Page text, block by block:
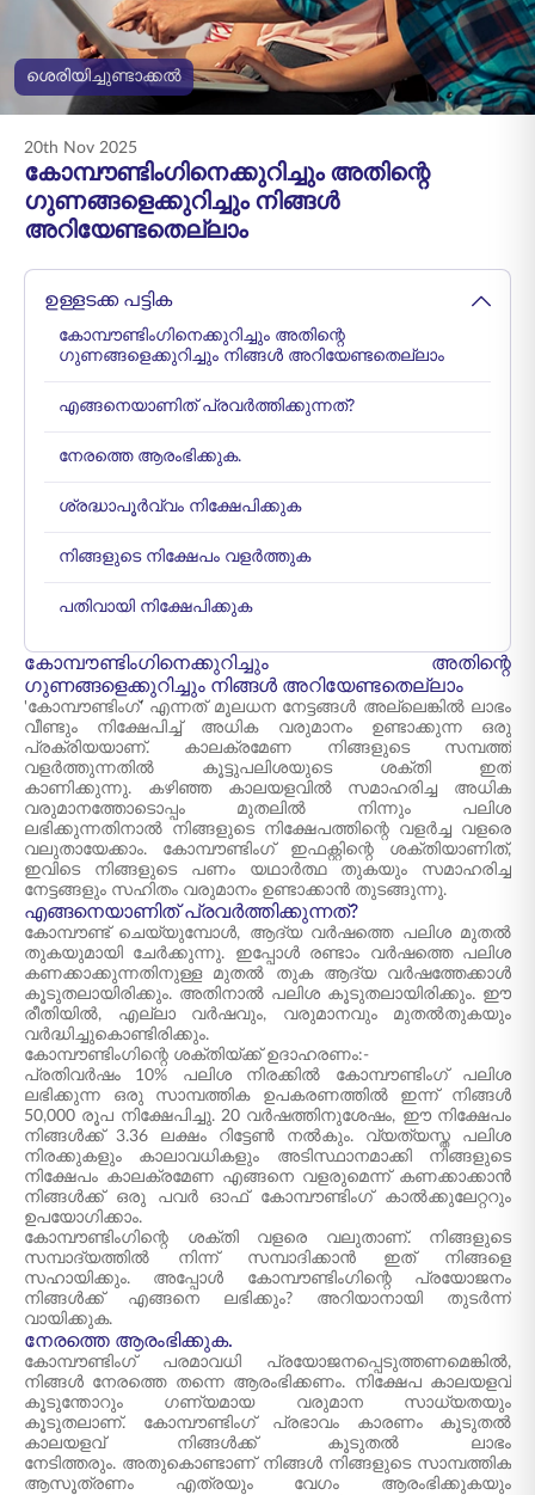
ENGLISH
ഓൺലൈനായി
വാങ്ങുക
പ്രീമിയം അടയ്ക്കുക
ശെരിയിച്ചുണ്ടാക്കൽ
20th Nov 2025
കോമ്പൗണ്ടിംഗിനെക്കുറിച്ചും അതിന്റെ
ഗുണങ്ങളെക്കുറിച്ചും നിങ്ങൾ
അറിയേണ്ടതെല്ലാം
ഉള്ളടക്ക പട്ടിക
കോമ്പൗണ്ടിംഗിനെക്കുറിച്ചും അതിന്റെ
ഗുണങ്ങളെക്കുറിച്ചും നിങ്ങൾ അറിയേണ്ടതെല്ലാം
എങ്ങനെയാണിത് പ്രവർത്തിക്കുന്നത്?
നേരത്തെ ആരംഭിക്കുക.
ശ്രദ്ധാപൂർവ്വം നിക്ഷേപിക്കുക
നിങ്ങളുടെ നിക്ഷേപം വളർത്തുക
പതിവായി നിക്ഷേപിക്കുക
കോമ്പൗണ്ടിംഗിനെക്കുറിച്ചും അതിന്റെ
ഗുണങ്ങളെക്കുറിച്ചും നിങ്ങൾ അറിയേണ്ടതെല്ലാം
'കോമ്പൗണ്ടിംഗ്' എന്നത് മൂലധന നേട്ടങ്ങൾ അല്ലെങ്കിൽ ലാഭം
വീണ്ടും നിക്ഷേപിച്ച് അധിക വരുമാനം ഉണ്ടാക്കുന്ന ഒരു
പ്രക്രിയയാണ്. കാലക്രമേണ നിങ്ങളുടെ സമ്പത്ത്
വളർത്തുന്നതിൽ കൂട്ടുപലിശയുടെ ശക്തി ഇത്
കാണിക്കുന്നു. കഴിഞ്ഞ കാലയളവിൽ സമാഹരിച്ച അധിക
വരുമാനത്തോടൊപ്പം മുതലിൽ നിന്നും പലിശ
ലഭിക്കുന്നതിനാൽ നിങ്ങളുടെ നിക്ഷേപത്തിന്റെ വളർച്ച വളരെ
വലുതായേക്കാം. കോമ്പൗണ്ടിംഗ് ഇഫക്റ്റിന്റെ ശക്തിയാണിത്,
ഇവിടെ നിങ്ങളുടെ പണം യഥാർത്ഥ തുകയും സമാഹരിച്ച
നേട്ടങ്ങളും സഹിതം വരുമാനം ഉണ്ടാക്കാൻ തുടങ്ങുന്നു.
എങ്ങനെയാണിത് പ്രവർത്തിക്കുന്നത്?
കോമ്പൗണ്ട് ചെയ്യുമ്പോൾ, ആദ്യ വർഷത്തെ പലിശ മുതൽ
തുകയുമായി ചേർക്കുന്നു. ഇപ്പോൾ രണ്ടാം വർഷത്തെ പലിശ
കണക്കാക്കുന്നതിനുള്ള മുതൽ തുക ആദ്യ വർഷത്തേക്കാൾ
കൂടുതലായിരിക്കും. അതിനാൽ പലിശ കൂടുതലായിരിക്കും. ഈ
രീതിയിൽ, എല്ലാ വർഷവും, വരുമാനവും മുതൽതുകയും
വർദ്ധിച്ചുകൊണ്ടിരിക്കും.
കോമ്പൗണ്ടിംഗിന്റെ ശക്തിയ്ക്ക് ഉദാഹരണം:-
പ്രതിവർഷം 10% പലിശ നിരക്കിൽ കോമ്പൗണ്ടിംഗ് പലിശ
ലഭിക്കുന്ന ഒരു സാമ്പത്തിക ഉപകരണത്തിൽ ഇന്ന് നിങ്ങൾ
50,000 രൂപ നിക്ഷേപിച്ചു. 20 വർഷത്തിനുശേഷം, ഈ നിക്ഷേപം
നിങ്ങൾക്ക് 3.36 ലക്ഷം റിട്ടേൺ നൽകും. വ്യത്യസ്ത പലിശ
നിരക്കുകളും കാലാവധികളും അടിസ്ഥാനമാക്കി നിങ്ങളുടെ
നിക്ഷേപം കാലക്രമേണ എങ്ങനെ വളരുമെന്ന് കണക്കാക്കാൻ
നിങ്ങൾക്ക് ഒരു പവർ ഓഫ് കോമ്പൗണ്ടിംഗ് കാൽക്കുലേറ്ററും
ഉപയോഗിക്കാം.
കോമ്പൗണ്ടിംഗിന്റെ ശക്തി വളരെ വലുതാണ്. നിങ്ങളുടെ
സമ്പാദ്യത്തിൽ നിന്ന് സമ്പാദിക്കാൻ ഇത് നിങ്ങളെ
സഹായിക്കും. അപ്പോൾ കോമ്പൗണ്ടിംഗിന്റെ പ്രയോജനം
നിങ്ങൾക്ക് എങ്ങനെ ലഭിക്കും? അറിയാനായി തുടർന്ന്
വായിക്കുക.
നേരത്തെ ആരംഭിക്കുക.
കോമ്പൗണ്ടിംഗ് പരമാവധി പ്രയോജനപ്പെടുത്തണമെങ്കിൽ,
നിങ്ങൾ നേരത്തെ തന്നെ ആരംഭിക്കണം. നിക്ഷേപ കാലയളവ്
കൂടുന്തോറും ഗണ്യമായ വരുമാന സാധ്യതയും
കൂടുതലാണ്. കോമ്പൗണ്ടിംഗ് പ്രഭാവം കാരണം കൂടുതൽ
കാലയളവ് നിങ്ങൾക്ക് കൂടുതൽ ലാഭം
നേടിത്തരും. അതുകൊണ്ടാണ് നിങ്ങൾ നിങ്ങളുടെ സാമ്പത്തിക
ആസൂത്രണം എത്രയും വേഗം ആരംഭിക്കുകയും